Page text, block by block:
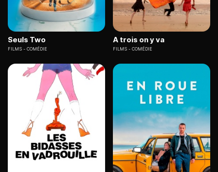
Seuls Two
FILMS COMÉDIE
A trois on y va
FILMS COMÉDIE